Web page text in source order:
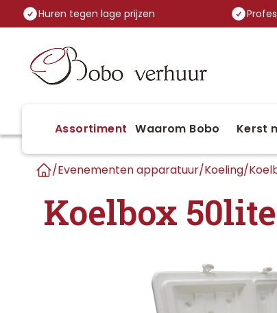
Huren tegen lage prijzen
Assortiment Waarom Bobo Kerst
/Evenementen apparatuur/Koeling/
Koelbox